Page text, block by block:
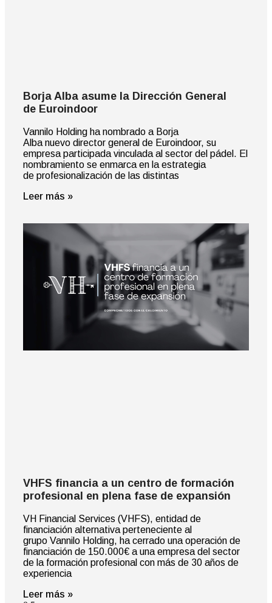
Borja Alba asume la Dirección General
de Euroindoor
Vannilo Holding ha nombrado a Borja
Alba nuevo director general de Euroindoor, su
empresa participada vinculada al sector del pádel. El
nombramiento se enmarca en la estrategia
de profesionalización de las distintas
Leer más »
VHFS financia a un centro de formación
profesional en plena fase de expansión
VH Financial Services (VHFS), entidad de
financiación alternativa perteneciente al
grupo Vannilo Holding, ha cerrado una operación de
financiación de 150.000€ a una empresa del sector
de la formación profesional con más de 30 años de
experiencia
Leer más »